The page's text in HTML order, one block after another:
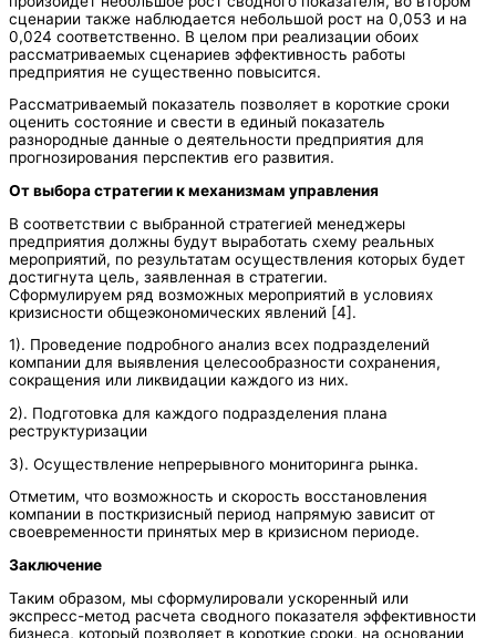
сценарии также наблюдается небольшой рост на 0,053 и на
0,024 соответственно. В целом при реализации обоих
рассматриваемых сценариев эффективность работы
предприятия не существенно повысится.
Рассматриваемый показатель позволяет в короткие сроки
оценить состояние и свести в единый показатель
разнородные данные о деятельности предприятия для
прогнозирования перспектив его развития.
От выбора стратегии к механизмам управления
В соответствии с выбранной стратегией менеджеры
предприятия должны будут выработать схему реальных
мероприятий, по результатам осуществления которых будет
достигнута цель, заявленная в стратегии.
Сформулируем ряд возможных мероприятий в условиях
кризисности общеэкономических явлений [4].
1). Проведение подробного анализ всех подразделений
компании для выявления целесообразности сохранения,
сокращения или ликвидации каждого из них.
2). Подготовка для каждого подразделения плана
реструктуризации
3). Осуществление непрерывного мониторинга рынка.
Отметим, что возможность и скорость восстановления
компании в посткризисный период напрямую зависит от
своевременности принятых мер в кризисном периоде.
Заключение
Таким образом, мы сформулировали ускоренный или
экспресс-метод расчета сводного показателя эффективности
бизнеса, который позволяет в короткие сроки, на основании